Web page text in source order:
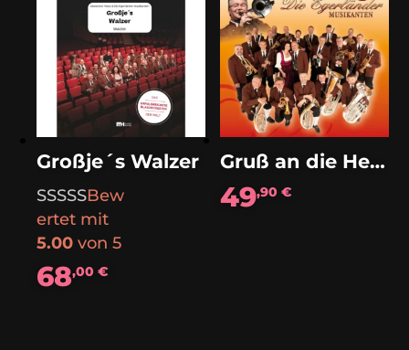
Großje´s Walzer
Bew
ertet mit
5.00 von 5
68,00€
Gruß an die Heimat (Polka)
49,90 €